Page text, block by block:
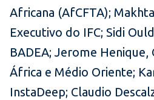
Africana (AfCFTA);
Executivo do IFC; Sidi
BADEA; Jerome Henique,
África e Médio Oriente;
InstaDeep; Claudio